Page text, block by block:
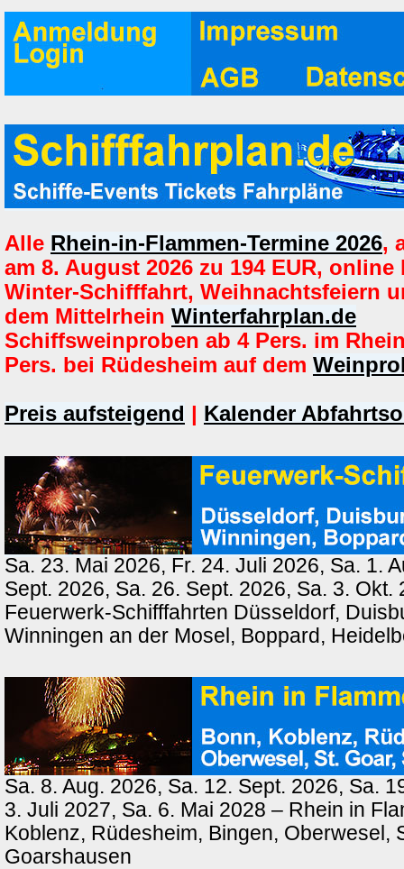
Alle Rhein-in-Flammen-Termine 2026,
am 8. August 2026 zu 194 EUR, online
Winter-Schifffahrt, Weihnachtsfeiern
dem Mittelrhein Winterfahrplan.de
Schiffsweinproben ab 4 Pers. im
Pers. bei Rüdesheim auf dem
Preis aufsteigend | Kalender
Sa. 23. Mai 2026, Fr. 24. Juli 2026, Sa. 1.
Sept. 2026, Sa. 26. Sept. 2026, Sa. 3. Okt.
Feuerwerk-Schifffahrten Düsseldorf,
Winningen an der Mosel, Boppard,
Sa. 8. Aug. 2026, Sa. 12. Sept. 2026, Sa.
3. Juli 2027, Sa. 6. Mai 2028 – Rhein in
Koblenz, Rüdesheim, Bingen, Oberwesel,
Goarshausen